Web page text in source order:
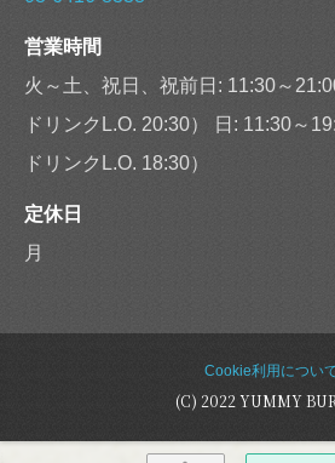
営業時間
火～土、祝日、祝前日: 11:30～
ドリンクL.O. 20:30） 日: 11:30～
ドリンクL.O. 18:30）
定休日
月
Cookie利用につい
(C) 2022 YUMMY